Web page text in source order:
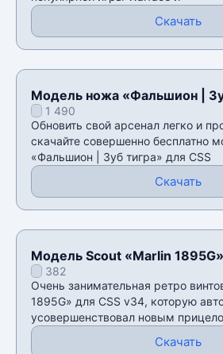
Скачать
Модель ножа «Фальшион |
CSS v34
1 490
Обновить свой арсенал легко и
скачайте совершенно бесплатно
«Фальшион | Зуб тигра» для CSS
Скачать
Модель Scout «Marlin
382
Очень занимательная ретро
1895G» для CSS v34, которую
усовершенствовал новым
Скачать